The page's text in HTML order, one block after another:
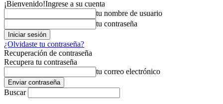
¡Bienvenido!Ingrese a su cuenta
tu nombre de usuario
tu contraseña
¿Olvidaste tu contraseña?
Recuperación de contraseña
Recupera tu contraseña
tu correo electrónico
Buscar